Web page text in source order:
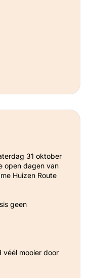
31 oktober
open dagen van
Huizen Route
geen
véél mooier door